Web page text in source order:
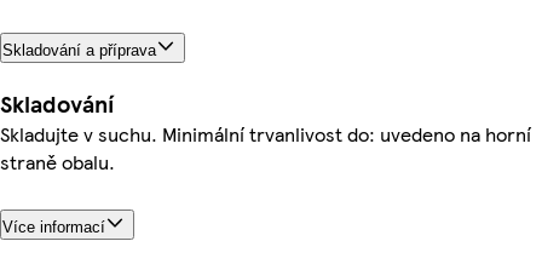
Skladování a příprava
Skladování
Skladujte v suchu. Minimální trvanlivost do: uvedeno na horní
straně obalu.
Více informací